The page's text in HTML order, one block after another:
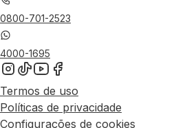
0800-701-2523
4000-1695
Termos de uso
Políticas de privacidade
Configurações de cookies